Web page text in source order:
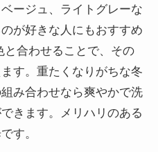
ージュ、ライトグレーな
が好きな人にもおすすめ
合わせることで、その
す。重たくなりがちな冬
み合わせなら爽やかで洗
きます。メリハリのある
す。